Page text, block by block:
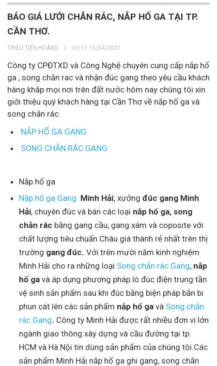
BÁO GIÁ LƯỚI CHẮN RÁC, NẮP HỐ GA TẠI TP.
CẦN THƠ.
TRIỆU TIẾN HOÀNG 03:11 15/04/2021
Công ty CPĐTXD và Công Nghệ chuyên cung cấp nắp hố
ga , song chắn rac và nhận đúc gang theo yêu cầu khách
hàng khắp mọi nơi trên đất nước hôm nay chúng tôi xin
giới thiệu quý khách hàng tại Cần Thơ về nắp hố ga và
song chắn rác.
NẮP HỐ GA GANG
SONG CHẮN RÁC GANG
Nắp hố ga
Nắp hố ga Gang Minh Hải; xưởng đúc gang Minh
Hải, chuyên đúc và bán các loại nắp hố ga, song
chắn rác bằng gang cầu, gang xám và coposite với
chất lượng tiêu chuẩn Châu giá thành rẻ nhất trên thị
trường gang đúc. Với trên mười năm kinh nghiệm
Minh Hải cho ra những loại Song chắn rác Gang, nắp
hố ga và áp dụng phương pháp lò đúc điện trung tần
vệ sinh sản phẩm sau khi đúc bằng biện pháp bắn bi
phun cát lên các sản phẩm nắp hố ga và Song chắn
rác Gang. Công ty Minh Hải được rất nhiều đơn vị lớn
ngành giao thông xây dựng và cầu đường tại tp.
HCM và Hà Nội tin dùng sản phẩm của chúng tôi.Các
sản phẩm Minh Hải nắp hố ga ghi gang, song chắn